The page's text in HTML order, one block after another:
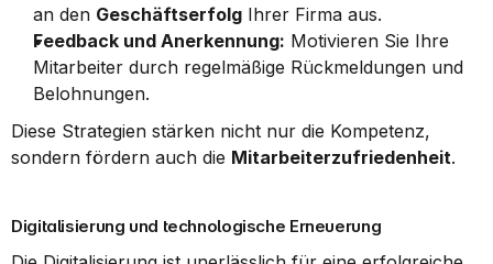
an den Geschäftserfolg Ihrer Firma aus.
Feedback und Anerkennung: Motivieren Sie Ihre
Mitarbeiter durch regelmäßige Rückmeldungen und
Belohnungen.
Diese Strategien stärken nicht nur die Kompetenz,
sondern fördern auch die Mitarbeiterzufriedenheit.
Digitalisierung und technologische Erneuerung